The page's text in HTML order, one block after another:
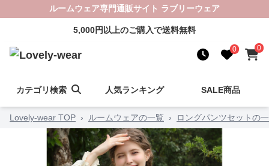
ルームウェア専門通販サイト ラブリーウェア
5,000円以上のご購入で送料無料
0 0
カテゴリ検索 人気ランキング SALE商品
Lovely-wear TOP › ルームウェアの一覧 › ロングパンツセットの